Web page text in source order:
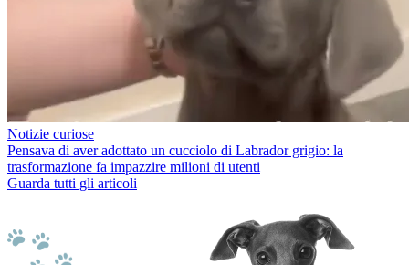
Notizie curiose
Pensava di aver adottato un cucciolo di Labrador grigio: la
trasformazione fa impazzire milioni di utenti
Guarda tutti gli articoli